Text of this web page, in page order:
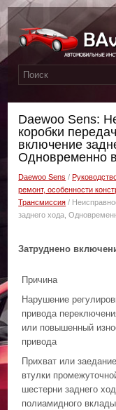
Daewoo Sens:
коробки
включение
Одновременно
Daewoo Sens /
ремонт, особенности
Трансмиссия /
заднего хода,
Затруднено
Причина
Нарушение
привода
или повышенный
привода
Прихват или
втулки
шестерни заднего
полиамидного